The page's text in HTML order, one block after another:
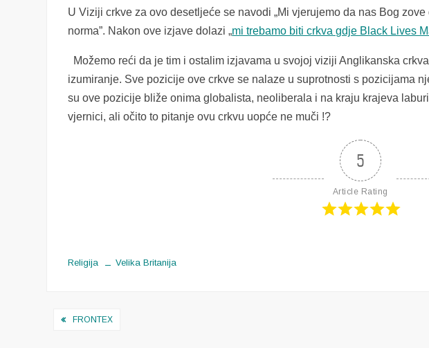
U Viziji crkve za ovo desetljeće se navodi „Mi vjerujemo da nas Bog
norma”. Nakon ove izjave dolazi „mi trebamo biti crkva gdje Black Lives
Možemo reći da je tim i ostalim izjavama u svojoj viziji Anglikanska
izumiranje. Sve pozicije ove crkve se nalaze u suprotnosti s pozicijama
su ove pozicije bliže onima globalista, neoliberala i na kraju krajeva
vjernici, ali očito to pitanje ovu crkvu uopće ne muči !?
5
Article Rating
Religija Velika Britanija
Navigacija
FRONTEX